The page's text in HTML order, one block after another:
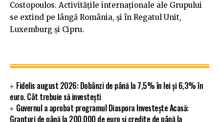
Costopoulos. Activitățile internaționale ale Grupului
se extind pe lângă România, și în Regatul Unit,
Luxemburg și Cipru.
Fidelis august 2026: Dobânzi de până la 7,5% în lei și 6,3% în
euro. Cât trebuie să investești
Guvernul a aprobat programul Diaspora Investește Acasă:
Granturi de până la 200.000 de euro și credite de până la